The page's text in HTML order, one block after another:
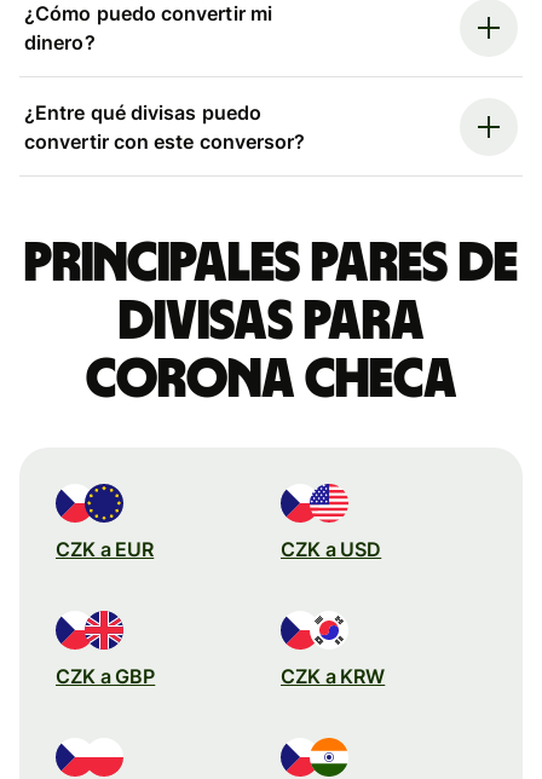
¿Cómo puedo convertir mi
dinero?
¿Entre qué divisas puedo
convertir con este conversor?
Principales pares de
divisas para
corona checa
CZK a EUR CZK a USD
CZK a GBP CZK a KRW